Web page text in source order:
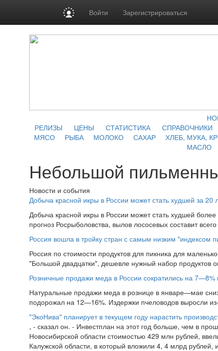
Войти Зарегистрироваться
РЕЛИЗЫ
ЦЕНЫ СТАТИСТИКА
СПРАВОЧНИКИ
МЯСО
РЫБА МОЛОКО САХАР
ХЛЕБ, МУКА,
МАСЛО
Небольшой
Новости и события
Добыча красной икры в России может стать худшей за 20
Добыча красной икры в России может стать худшей
прогноз Росрыболовства, вылов лососевых составит
Россия вошла в тройку стран с самым низким "индексом
Россия по стоимости продуктов для пикника для
"Большой двадцатки", дешевле нужный набор продуктов
Розничные продажи меда в России сократились на 7—8%
Натуральные продажи меда в рознице в январе—мае
подорожал на 12—16%. Издержки пчеловодов выросли
"ЭкоНива" планирует в текущем году нарастить
, - сказал он. - Инвестплан на этот год больше, чем в
Новосибирской области стоимостью 429 млн рублей,
Калужской области, в который вложили 4, 4 млрд рублей,